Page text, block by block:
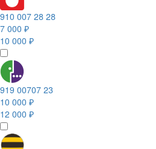
910 007 28 28
7 000 ₽
10 000 ₽
919 00707 23
10 000 ₽
12 000 ₽